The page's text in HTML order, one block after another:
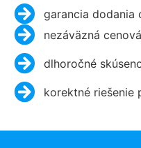
garancia dodania
nezáväzná
dlhoročné
korektné riešenie